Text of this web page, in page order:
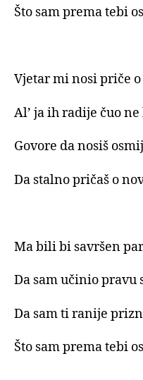
Što sam prema tebi
Vjetar mi nosi priče
Al’ ja ih radije čuo ne
Govore da nosiš
Da stalno pričaš o
Ma bili bi savršen
Da sam učinio pravu
Da sam ti ranije
Što sam prema tebi